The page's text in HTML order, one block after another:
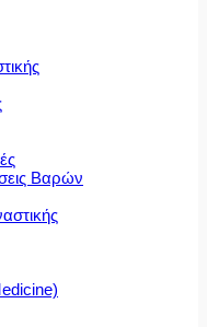
Βαρών